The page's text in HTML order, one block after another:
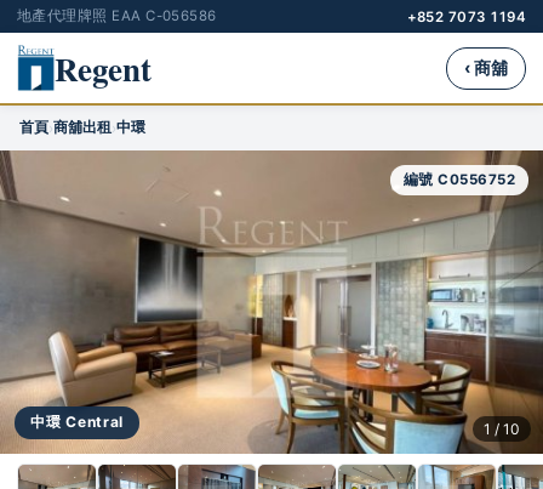
地產代理牌照 EAA C-056586 +852 7073 1194
Regent ‹ 商舖
首頁›商舖出租›中環
中環 Central
編號 C0556752
1 / 10